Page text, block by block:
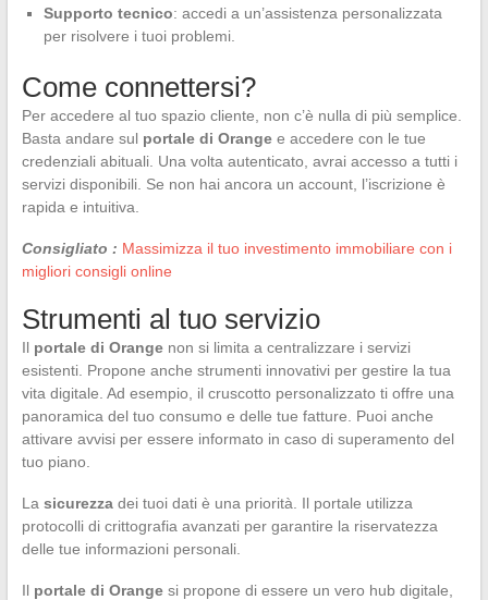
Supporto tecnico: accedi a un’assistenza personalizzata
per risolvere i tuoi problemi.
Come connettersi?
Per accedere al tuo spazio cliente, non c’è nulla di più semplice.
Basta andare sul portale di Orangee accedere con le tue
credenziali abituali. Una volta autenticato, avrai accesso a tutti i
servizi disponibili. Se non hai ancora un account, l’iscrizione è
rapida e intuitiva.
Consigliato : Massimizza il tuo investimento immobiliare con i
migliori consigli online
Strumenti al tuo servizio
Il portale di Orangenon si limita a centralizzare i servizi
esistenti. Propone anche strumenti innovativi per gestire la tua
vita digitale. Ad esempio, il cruscotto personalizzato ti offre una
panoramica del tuo consumo e delle tue fatture. Puoi anche
attivare avvisi per essere informato in caso di superamento del
tuo piano.
La sicurezzadei tuoi dati è una priorità. Il portale utilizza
protocolli di crittografia avanzati per garantire la riservatezza
delle tue informazioni personali.
Il portale di Orangesi propone di essere un vero hub digitale,